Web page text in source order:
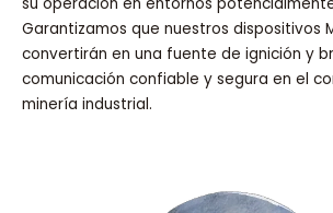
Garantizamos que nuestros dispositivos
convertirán en una fuente de ignición y
comunicación confiable y segura en el
minería industrial.